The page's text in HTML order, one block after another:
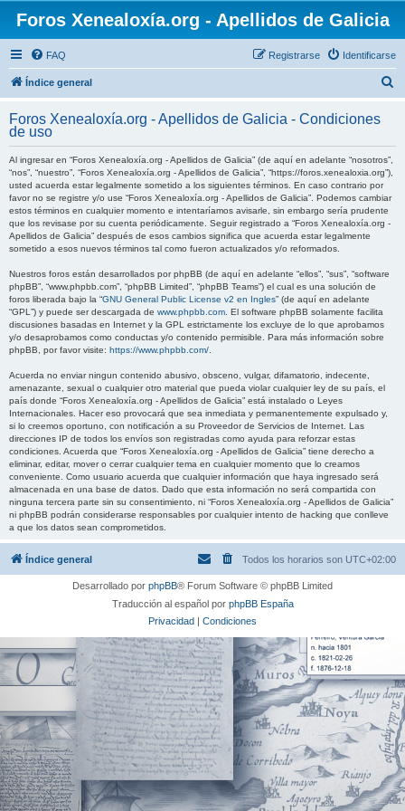
Foros Xenealoxía.org - Apellidos de Galicia
FAQ Identificarse
Registrarse
Índice general
c
Foros Xenealoxía.org - Apellidos de Galicia - Condiciones
de uso
Al ingresar en “Foros Xenealoxía.org - Apellidos de Galicia” (de aquí en adelante “nosotros”,
“nos”, “nuestro”, “Foros Xenealoxía.org - Apellidos de Galicia”, “https://foros.xenealoxia.org”),
usted acuerda estar legalmente sometido a los siguientes términos. En caso contrario por
favor no se registre y/o use “Foros Xenealoxía.org - Apellidos de Galicia”. Podemos cambiar
estos términos en cualquier momento e intentaríamos avisarle, sin embargo sería prudente
que los revisase por su cuenta periódicamente. Seguir registrado a “Foros Xenealoxía.org -
Apellidos de Galicia” después de esos cambios significa que acuerda estar legalmente
sometido a esos nuevos términos tal como fueron actualizados y/o reformados.
Nuestros foros están desarrollados por phpBB (de aquí en adelante “ellos”, “sus”, “software
phpBB”, “www.phpbb.com”, “phpBB Limited”, “phpBB Teams”) el cual es una solución de
foros liberada bajo la “GNU General Public License v2 en Ingles” (de aquí en adelante
“GPL”) y puede ser descargada de www.phpbb.com . El software phpBB solamente facilita
discusiones basadas en Internet y la GPL estrictamente los excluye de lo que aprobamos
y/o desaprobamos como conductas y/o contenido permisible. Para más información sobre
phpBB, por favor visite: https://www.phpbb.com/
Acuerda no enviar ningun contenido abusivo, obsceno, vulgar, difamatorio, indecente,
amenazante, sexual o cualquier otro material que pueda violar cualquier ley de su país, el
país donde “Foros Xenealoxía.org - Apellidos de Galicia” está instalado o Leyes
Internacionales. Hacer eso provocará que sea inmediata y permanentemente expulsado y,
si lo creemos oportuno, con notificación a su Proveedor de Servicios de Internet. Las
direcciones IP de todos los envíos son registradas como ayuda para reforzar estas
condiciones. Acuerda que “Foros Xenealoxía.org - Apellidos de Galicia” tiene derecho a
eliminar, editar, mover o cerrar cualquier tema en cualquier momento que lo creamos
conveniente. Como usuario acuerda que cualquier información que haya ingresado será
almacenada en una base de datos. Dado que esta información no será compartida con
ninguna tercera parte sin su consentimiento, ni “Foros Xenealoxía.org - Apellidos de Galicia”
ni phpBB podrán considerarse responsables por cualquier intento de hacking que conlleve
a que los datos sean comprometidos.
Índice general Todos los horarios son UTC+02:00
Desarrollado por phpBB® Forum Software © phpBB Limited
Traducción al español por phpBB España
Privacidad | Condiciones